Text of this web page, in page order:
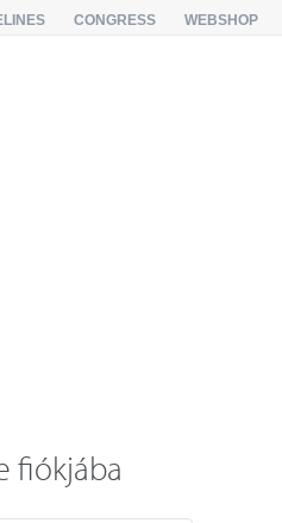
CONGRESS WEBSHOP
fiókjába